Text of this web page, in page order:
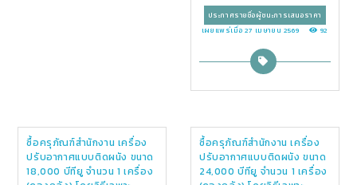
ประกาศรายชื่อผู้ชนะการเสนอราคา
เผยแพร่เมื่อ 27 เมษายน 2569
92
ซื้อครุภัณฑ์สำนักงาน เครื่อง
ปรับอากาศแบบติดผนัง ขนาด
18,000 บีทียู จำนวน 1 เครื่อง
ซื้อครุภัณฑ์สำนักงาน เครื่อง
ปรับอากาศแบบติดผนัง ขนาด
24,000 บีทียู จำนวน 1 เครื่อง